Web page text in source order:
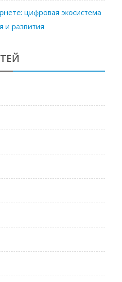
цифровая экосистема
и развития